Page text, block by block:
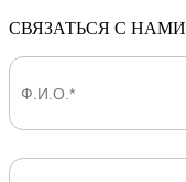
СВЯЗАТЬСЯ С НАМИ